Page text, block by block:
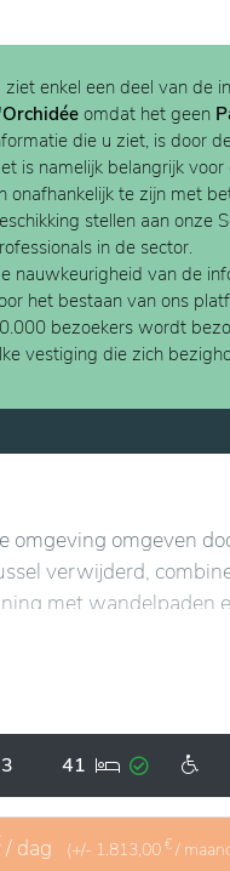
ziet enkel een deel van de
omdat het geen
die u ziet, is door
is namelijk belangrijk
onafhankelijk te zijn met
stellen aan onze
in de sector.
nauwkeurigheid van de
het bestaan van ons
bezoekers wordt
vestiging die zich
omgeving omgeven
verwijderd,
met wandelpaden
optimaal welzijn.
evenals een
interactie en
met aandachtige
41
/ dag (+/- 1.813,00 € /